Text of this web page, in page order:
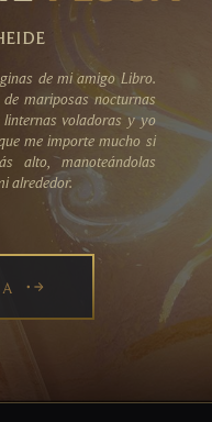
de mi amigo Libro.
mariposas nocturnas
voladoras y yo
me importe mucho si
alto, manoteándolas
alrededor.